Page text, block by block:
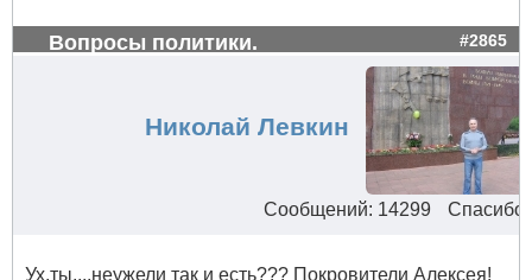
Вопросы политики. #2865
Николай Левкин
Сообщений: 14299 Спасибо
Ух.ты....неужели так и есть??? Покровители Алексея!